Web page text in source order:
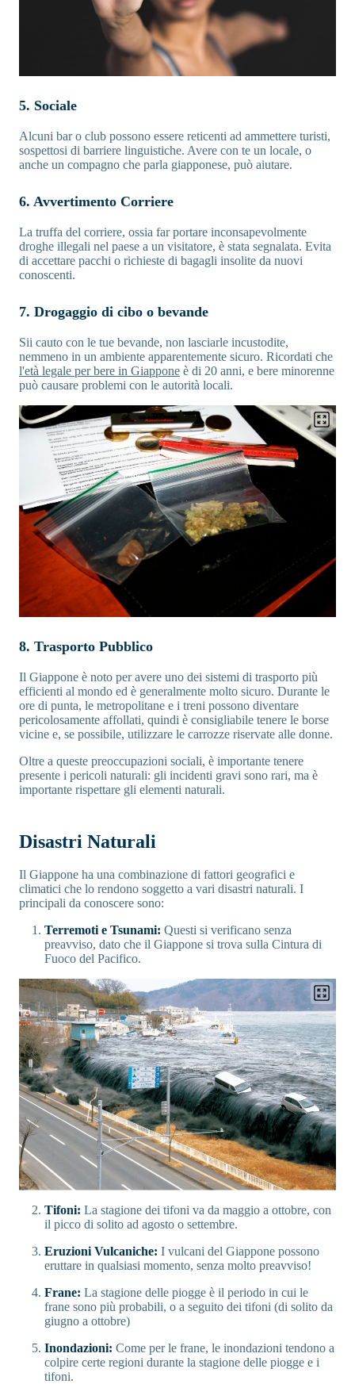
5. Sociale
Alcuni bar o club possono essere reticenti ad ammettere turisti,
sospettosi di barriere linguistiche. Avere con te un locale, o
anche un compagno che parla giapponese, può aiutare.
6. Avvertimento Corriere
La truffa del corriere, ossia far portare inconsapevolmente
droghe illegali nel paese a un visitatore, è stata segnalata. Evita
di accettare pacchi o richieste di bagagli insolite da nuovi
conoscenti.
7. Drogaggio di cibo o bevande
Sii cauto con le tue bevande, non lasciarle incustodite,
nemmeno in un ambiente apparentemente sicuro. Ricordati che
l'età legale per bere in Giappone è di 20 anni, e bere minorenne
può causare problemi con le autorità locali.
8. Trasporto Pubblico
Il Giappone è noto per avere uno dei sistemi di trasporto più
efficienti al mondo ed è generalmente molto sicuro. Durante le
ore di punta, le metropolitane e i treni possono diventare
pericolosamente affollati, quindi è consigliabile tenere le borse
vicine e, se possibile, utilizzare le carrozze riservate alle donne.
Oltre a queste preoccupazioni sociali, è importante tenere
presente i pericoli naturali: gli incidenti gravi sono rari, ma è
importante rispettare gli elementi naturali.
Disastri Naturali
Il Giappone ha una combinazione di fattori geografici e
climatici che lo rendono soggetto a vari disastri naturali. I
principali da conoscere sono:
Terremoti e Tsunami: Questi si verificano senza
preavviso, dato che il Giappone si trova sulla Cintura di
Fuoco del Pacifico.
Tifoni: La stagione dei tifoni va da maggio a ottobre, con
il picco di solito ad agosto o settembre.
Eruzioni Vulcaniche: I vulcani del Giappone possono
eruttare in qualsiasi momento, senza molto preavviso!
Frane: La stagione delle piogge è il periodo in cui le
frane sono più probabili, o a seguito dei tifoni (di solito da
giugno a ottobre)
Inondazioni: Come per le frane, le inondazioni tendono a
colpire certe regioni durante la stagione delle piogge e i
tifoni.